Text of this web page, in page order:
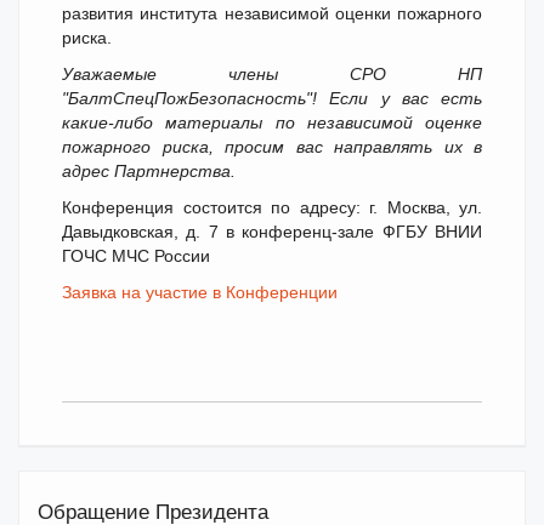
развития института независимой оценки пожарного
риска.
Уважаемые члены СРО НП
"БалтСпецПожБезопасность"! Если у вас есть
какие-либо материалы по независимой оценке
пожарного риска, просим вас направлять их в
адрес Партнерства.
Конференция состоится по адресу: г. Москва, ул.
Давыдковская, д. 7 в конференц-зале ФГБУ ВНИИ
ГОЧС МЧС России
Заявка на участие в Конференции
Обращение Президента